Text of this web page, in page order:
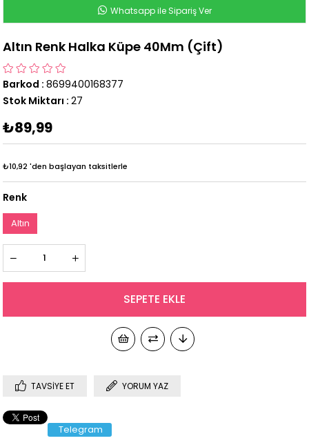
Whatsapp ile Sipariş Ver
Altın Renk Halka Küpe 40Mm (Çift)
Barkod : 8699400168377
Stok Miktarı : 27
₺89,99
₺10,92 'den başlayan taksitlerle
Renk
Altın
TAVSIYE ET YORUM YAZ
Telegram